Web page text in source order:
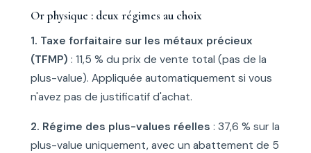
Or physique : deux régimes au choix
1. Taxe forfaitaire sur les métaux précieux
(TFMP) : 11,5 % du prix de vente total (pas de la
plus-value). Appliquée automatiquement si vous
n'avez pas de justificatif d'achat.
2. Régime des plus-values réelles : 37,6 % sur la
plus-value uniquement, avec un abattement de 5